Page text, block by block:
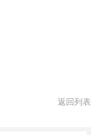
返回列表